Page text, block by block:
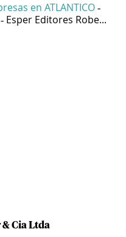
en ATLANTICO -
- Esper Editores Robe...
& Cia Ltda